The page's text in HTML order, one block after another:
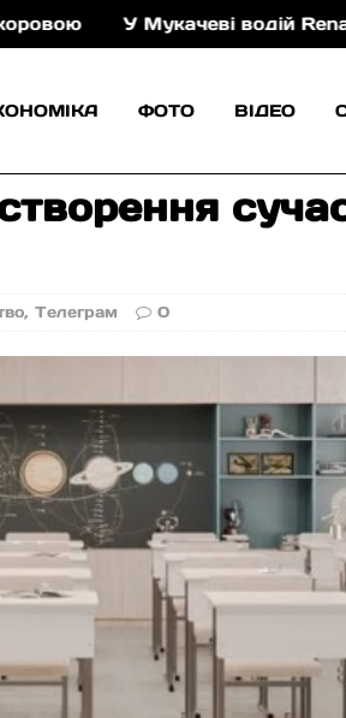
У Мукачеві водій Renault
ФОТО ВІДЕО
,Телеграм 0